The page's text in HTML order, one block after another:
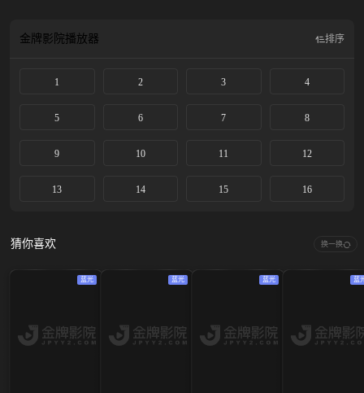
金牌影院播放器 排序
1 2 3 4
5 6 7 8
9 10 11 12
13 14 15 16
猜你喜欢 换一换
蓝光 蓝光 蓝光 蓝